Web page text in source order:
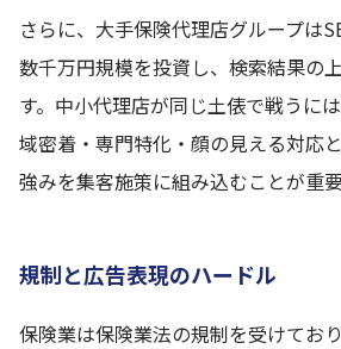
さらに、大手保険代理店グループは
数千万円規模を投資し、検索結果の
す。中小代理店が同じ土俵で戦うに
域密着・専門特化・顔の見える対応
強みを集客施策に組み込むことが重
規制と広告表現のハードル
保険業は保険業法の規制を受けてお